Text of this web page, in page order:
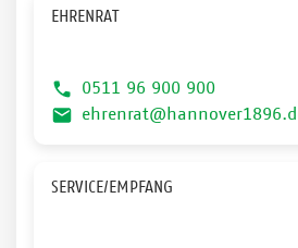
EHRENRAT
0511 96 900 900
SERVICE/EMPFANG